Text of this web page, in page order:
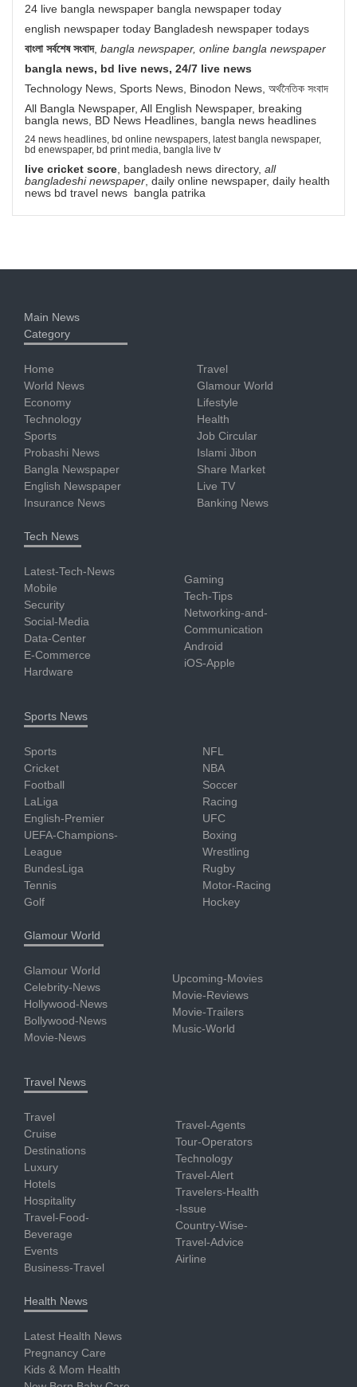
24 live bangla newspaper bangla newspaper today
english newspaper today Bangladesh newspaper todays
বাংলা সর্বশেষ সংবাদ, bangla newspaper, online bangla newspaper
bangla news, bd live news, 24/7 live news
Technology News, Sports News, Binodon News, অর্থনৈতিক সংবাদ
All Bangla Newspaper, All English Newspaper, breaking
bangla news, BD News Headlines, bangla news headlines
24 news headlines, bd online newspapers, latest bangla newspaper,
bd enewspaper, bd print media, bangla live tv
live cricket score , bangladesh news directory, all
bangladeshi newspaper , daily online newspaper, daily health
news bd travel news bangla patrika
Main News
Category
Home
World News
Economy
Technology
Sports
Probashi News
Bangla Newspaper
English Newspaper
Insurance News
Travel
Glamour World
Lifestyle
Health
Job Circular
Islami Jibon
Share Market
Live TV
Banking News
Tech News
Latest-Tech-News
Mobile
Security
Social-Media
Data-Center
E-Commerce
Hardware
Gaming
Tech-Tips
Networking-and-
Communication
Android
iOS-Apple
Sports News
Sports
Cricket
Football
LaLiga
English-Premier
UEFA-Champions-
League
BundesLiga
Tennis
Golf
NFL
NBA
Soccer
Racing
UFC
Boxing
Wrestling
Rugby
Motor-Racing
Hockey
Glamour World
Glamour World
Celebrity-News
Hollywood-News
Bollywood-News
Movie-News
Upcoming-Movies
Movie-Reviews
Movie-Trailers
Music-World
Travel News
Travel
Cruise
Destinations
Luxury
Hotels
Hospitality
Travel-Food-
Beverage
Events
Business-Travel
Travel-Agents
Tour-Operators
Technology
Travel-Alert
Travelers-Health
-Issue
Country-Wise-
Travel-Advice
Airline
Health News
Latest Health News
Pregnancy Care
Kids & Mom Health